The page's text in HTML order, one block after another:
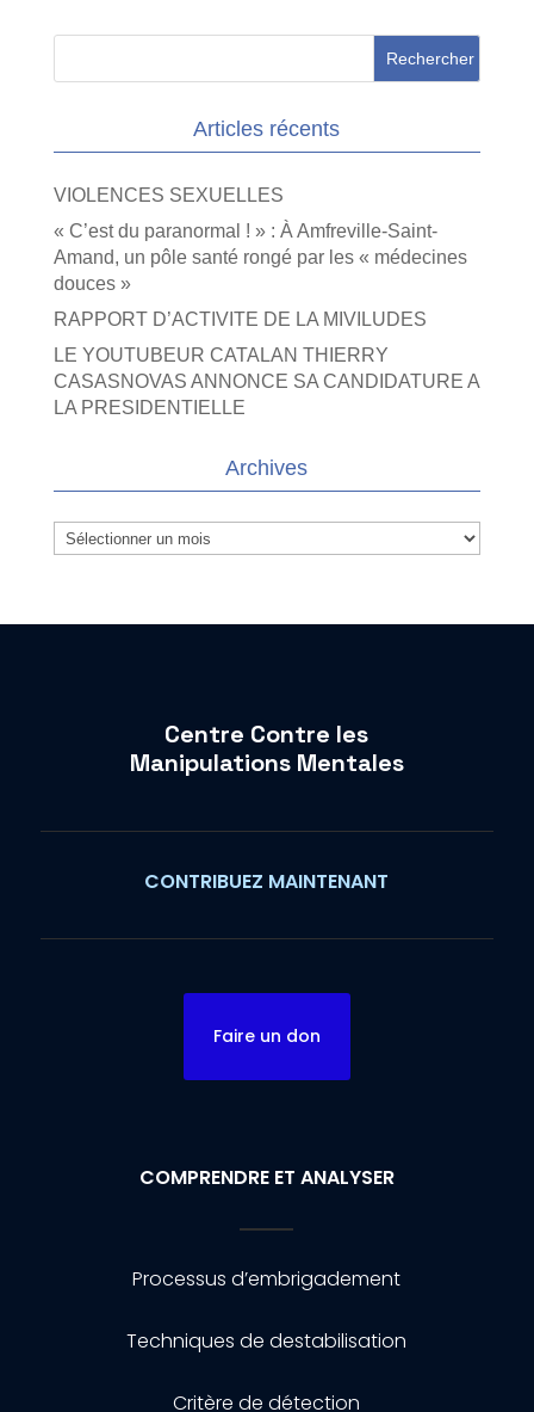
Articles récents
VIOLENCES SEXUELLES
« C’est du paranormal ! » : À Amfreville-Saint-
Amand, un pôle santé rongé par les « médecines
douces »
RAPPORT D’ACTIVITE DE LA MIVILUDES
LE YOUTUBEUR CATALAN THIERRY
CASASNOVAS ANNONCE SA CANDIDATURE A
LA PRESIDENTIELLE
Archives
Archives
Centre Contre les
Manipulations Mentales
CONTRIBUEZ MAINTENANT
Faire un don
COMPRENDRE ET ANALYSER
Processus d’embrigadement
Techniques de destabilisation
Critère de détection